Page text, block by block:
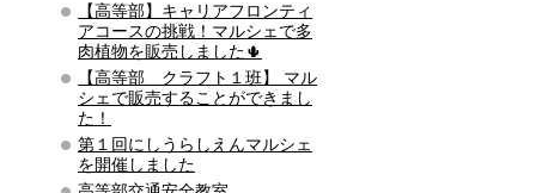
【高等部】キャリアフロンティ
アコースの挑戦！マルシェで多
肉植物を販売しました🌵
【高等部 クラフト１班】 マル
シェで販売することができまし
た！
第１回にしうらしえんマルシェ
を開催しました